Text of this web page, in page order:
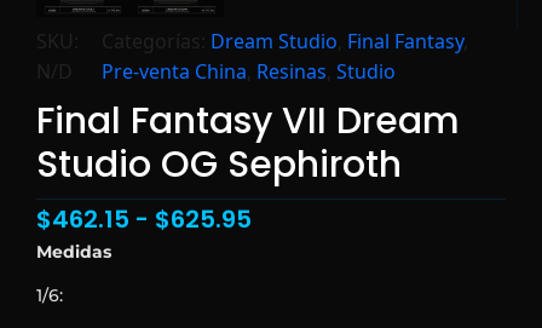
SKU:
N/D
Categorías: Dream Studio Final Fantasy,
Pre-venta China Resinas Studio
Final Fantasy VII Dream
Studio OG Sephiroth
$462.15 - $625.95
Medidas
1/6: